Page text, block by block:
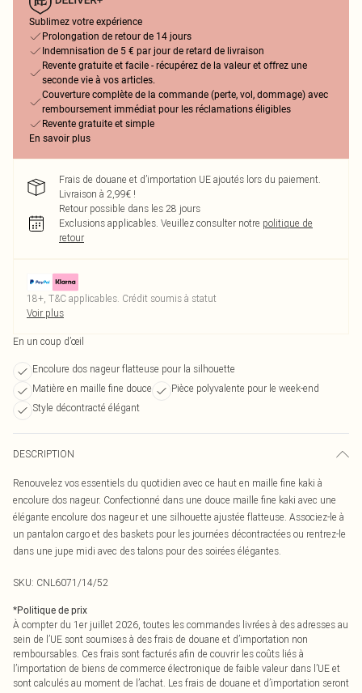
Sublimez votre expérience
Prolongation de retour de 14 jours
Indemnisation de 5 € par jour de retard de livraison
Revente gratuite et facile - récupérez de la valeur et offrez une
seconde vie à vos articles.
Couverture complète de la commande (perte, vol, dommage) avec
remboursement immédiat pour les réclamations éligibles
Revente gratuite et simple
En savoir plus
Frais de douane et d’importation UE ajoutés lors du paiement.
Livraison à 2,99€ !
Retour possible dans les 28 jours
Exclusions applicables. Veuillez consulter notre politique de
retour
18+, T&C applicables. Crédit soumis à statut
Voir plus
En un coup d’œil
Encolure dos nageur flatteuse pour la silhouette
Matière en maille fine douce
Pièce polyvalente pour le week-end
Style décontracté élégant
DESCRIPTION
Renouvelez vos essentiels du quotidien avec ce haut en maille fine kaki à
encolure dos nageur. Confectionné dans une douce maille fine kaki avec une
élégante encolure dos nageur et une silhouette ajustée flatteuse. Associez-le à
un pantalon cargo et des baskets pour les journées décontractées ou rentrez-le
dans une jupe midi avec des talons pour des soirées élégantes.
SKU: CNL6071/14/52
*Politique de prix
À compter du 1er juillet 2026, toutes les commandes livrées à des adresses au
sein de l’UE sont soumises à des frais de douane et d’importation non
remboursables. Ces frais sont facturés afin de couvrir les coûts liés à
l’importation de biens de commerce électronique de faible valeur dans l’UE et
sont calculés au moment de l’achat. Les frais de douane et d’importation seront